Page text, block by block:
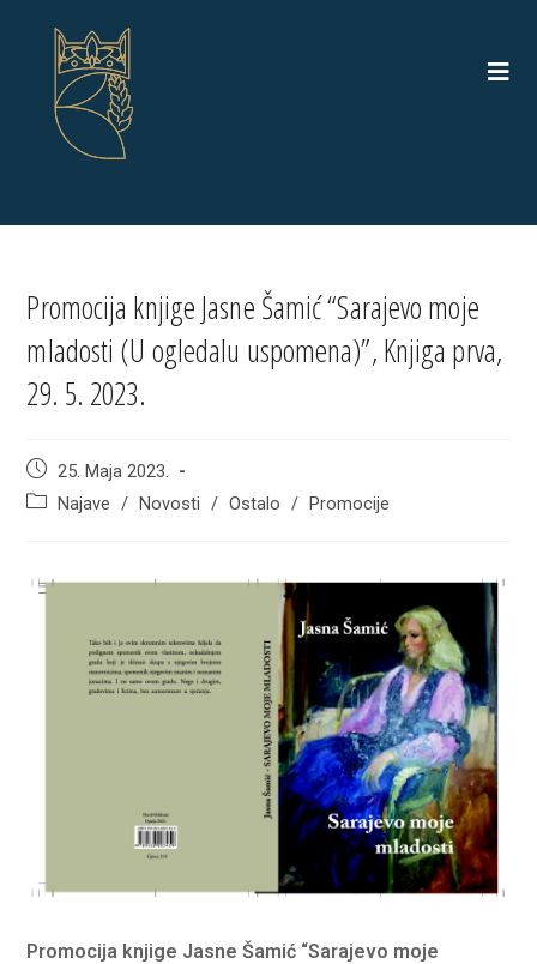
Promocija knjige Jasne Šamić “Sarajevo moje
mladosti (U ogledalu uspomena)”, Knjiga prva,
29. 5. 2023.
Post
published:
25. Maja 2023.
PostNajave / Novosti / Ostalo / Promocije
Promocija knjige Jasne Šamić “Sarajevo moje